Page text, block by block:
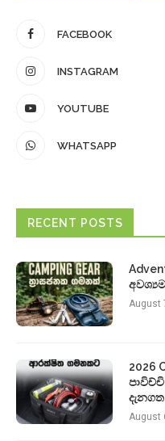
FACEBOOK
INSTAGRAM
YOUTUBE
WHATSAPP
RECENT POSTS
August
2026
August